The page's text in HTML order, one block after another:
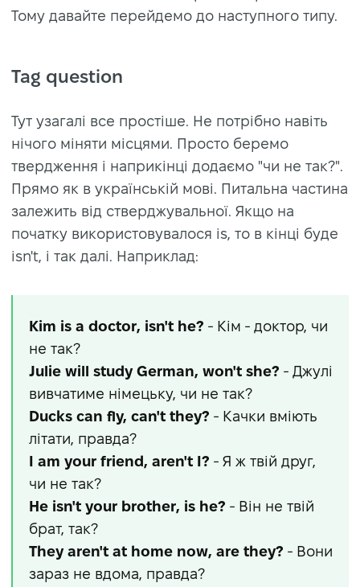
Тому давайте перейдемо до наступного типу.
Tag question
Тут узагалі все простіше. Не потрібно навіть
нічого міняти місцями. Просто беремо
твердження і наприкінці додаємо "чи не так?".
Прямо як в українській мові. Питальна частина
залежить від стверджувальної. Якщо на
початку використовувалося is, то в кінці буде
isn't, і так далі. Наприклад:
Kim is a doctor, isn't he? - Кім - доктор, чи
не так?
Julie will study German, won't she? - Джулі
вивчатиме німецьку, чи не так?
Ducks can fly, can't they? - Качки вміють
літати, правда?
I am your friend, aren't I? - Я ж твій друг,
чи не так?
He isn't your brother, is he? - Він не твій
брат, так?
They aren't at home now, are they? - Вони
зараз не вдома, правда?